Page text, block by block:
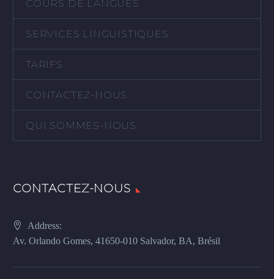
COURS DE LANGUES
SERVICES LINGUISTIQUES
TARIFS
CONTACTEZ-NOUS
QUI SOMMES-NOUS
CONTACTEZ-NOUS
Address:
Av. Orlando Gomes, 41650-010 Salvador, BA, Brésil